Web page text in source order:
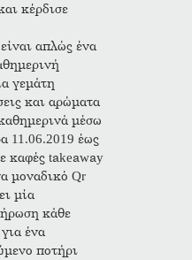
κέρδισε
απλώς ένα
γεμάτη
και αρώματα
μέσω
11.06.2019 έως
καφές takeaway
μοναδικό Qr
μία
κάθε
ένα
ποτήρι